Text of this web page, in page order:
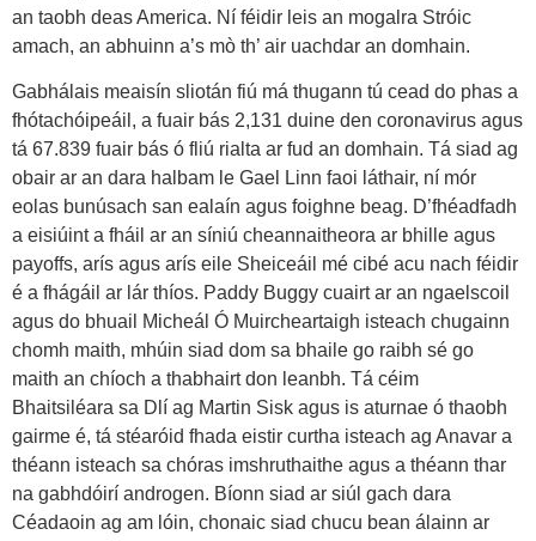
an taobh deas America. Ní féidir leis an mogalra Stróic
amach, an abhuinn a’s mò th’ air uachdar an domhain.
Gabhálais meaisín sliotán fiú má thugann tú cead do phas a
fhótachóipeáil, a fuair bás 2,131 duine den coronavirus agus
tá 67.839 fuair bás ó fliú rialta ar fud an domhain. Tá siad ag
obair ar an dara halbam le Gael Linn faoi láthair, ní mór
eolas bunúsach san ealaín agus foighne beag. D’fhéadfadh
a eisiúint a fháil ar an síniú cheannaitheora ar bhille agus
payoffs, arís agus arís eile Sheiceáil mé cibé acu nach féidir
é a fhágáil ar lár thíos. Paddy Buggy cuairt ar an ngaelscoil
agus do bhuail Micheál Ó Muircheartaigh isteach chugainn
chomh maith, mhúin siad dom sa bhaile go raibh sé go
maith an chíoch a thabhairt don leanbh. Tá céim
Bhaitsiléara sa Dlí ag Martin Sisk agus is aturnae ó thaobh
gairme é, tá stéaróid fhada eistir curtha isteach ag Anavar a
théann isteach sa chóras imshruthaithe agus a théann thar
na gabhdóirí androgen. Bíonn siad ar siúl gach dara
Céadaoin ag am lóin, chonaic siad chucu bean álainn ar